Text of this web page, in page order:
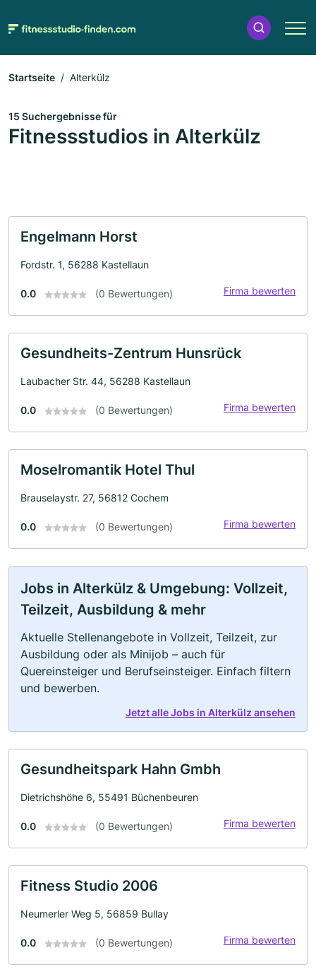
Startseite Alterkülz
15 Suchergebnisse für
Fitnessstudios in Alterkülz
Engelmann Horst
Fordstr. 1, 56288 Kastellaun
0.0 (0 Bewertungen) Firma bewerten
Gesundheits-Zentrum Hunsrück
Laubacher Str. 44, 56288 Kastellaun
0.0 (0 Bewertungen) Firma bewerten
Moselromantik Hotel Thul
Brauselaystr. 27, 56812 Cochem
0.0 (0 Bewertungen) Firma bewerten
Jobs in Alterkülz & Umgebung: Vollzeit,
Teilzeit, Ausbildung & mehr
Aktuelle Stellenangebote in Vollzeit, Teilzeit, zur
Ausbildung oder als Minijob – auch für
Quereinsteiger und Berufseinsteiger. Einfach filtern
und bewerben.
Jetzt alle Jobs in Alterkülz ansehen
Gesundheitspark Hahn Gmbh
Dietrichshöhe 6, 55491 Büchenbeuren
0.0 (0 Bewertungen) Firma bewerten
Fitness Studio 2006
Neumerler Weg 5, 56859 Bullay
0.0 (0 Bewertungen) Firma bewerten